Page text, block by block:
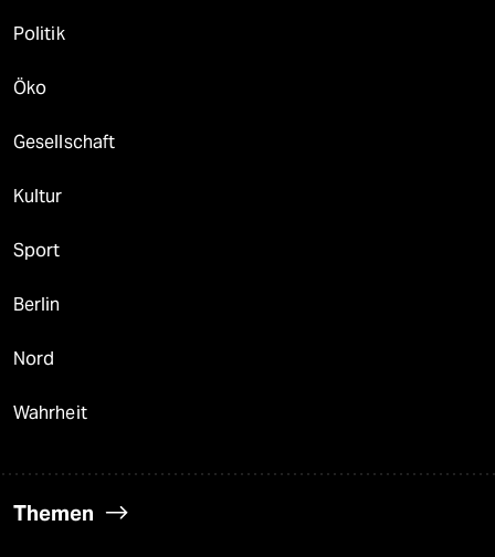
Politik
Öko
Gesellschaft
Kultur
Sport
Berlin
Nord
Wahrheit
Themen